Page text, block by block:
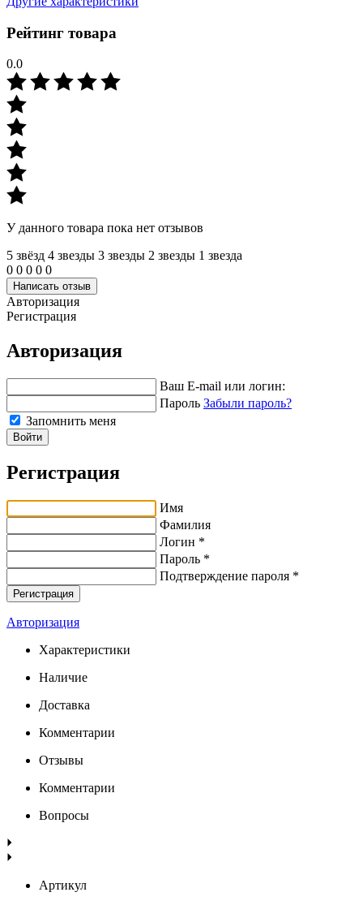
Рейтинг товара
0.0
У данного товара пока нет отзывов
5 звёзд 4 звeзды 3 звeзды 2 звeзды 1 звeзда
0 0 0 0 0
Написать отзыв
Авторизация
Регистрация
Авторизация
Ваш E-mail или логин:
Пароль Забыли пароль?
Запомнить меня
Войти
Регистрация
Имя
Фамилия
Логин *
Пароль *
Подтверждение пароля *
Авторизация
Характеристики
Наличие
Доставка
Комментарии
Отзывы
Комментарии
Вопросы
Артикул